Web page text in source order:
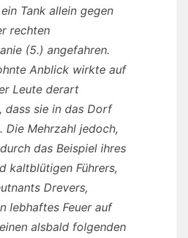
Tank allein gegen
rechten
(5.) angefahren.
Anblick wirkte auf
Leute derart
dass sie in das Dorf
Die Mehrzahl jedoch,
das Beispiel ihres
kaltblütigen Führers,
Drevers,
lebhaftes Feuer auf
alsbald folgenden